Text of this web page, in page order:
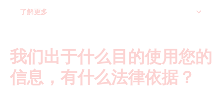
了解更多
我们出于什么目的使用您的
信息，有什么法律依据？